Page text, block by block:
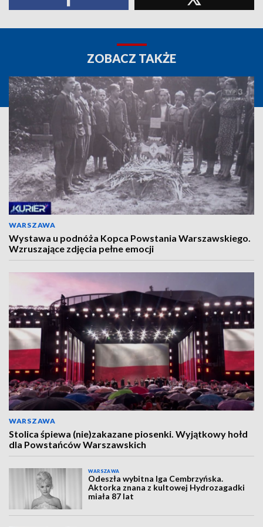
ZOBACZ TAKŻE
WARSZAWA
Wystawa u podnóża Kopca Powstania Warszawskiego.
Wzruszające zdjęcia pełne emocji
WARSZAWA
Stolica śpiewa (nie)zakazane piosenki. Wyjątkowy hołd
dla Powstańców Warszawskich
WARSZAWA
Odeszła wybitna Iga Cembrzyńska.
Aktorka znana z kultowej Hydrozagadki
miała 87 lat